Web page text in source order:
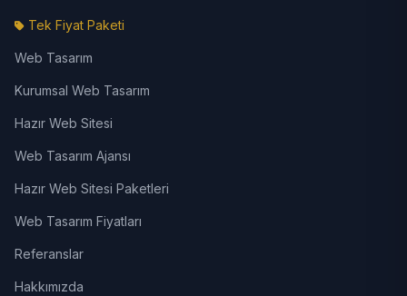
Tek Fiyat Paketi
Web Tasarım
Kurumsal Web Tasarım
Hazır Web Sitesi
Web Tasarım Ajansı
Hazır Web Sitesi Paketleri
Web Tasarım Fiyatları
Referanslar
Hakkımızda